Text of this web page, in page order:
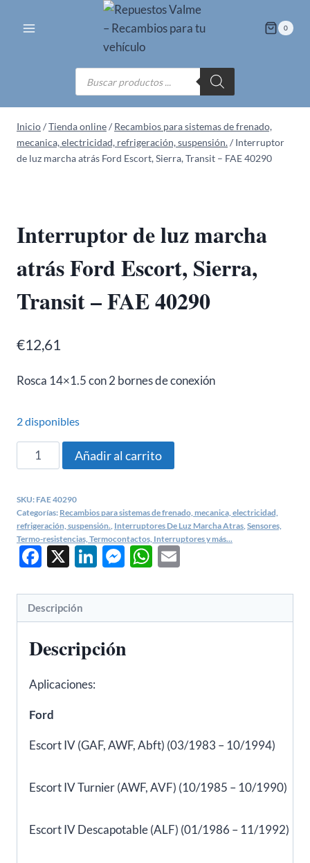
0
Búsqueda
de
productos
Inicio/Tienda online/ Recambios para sistemas de frenado,
mecanica, electricidad, refrigeración, suspensión./ Interruptor
de luz marcha atrás Ford Escort, Sierra, Transit – FAE 40290
Interruptor de luz marcha
atrás Ford Escort, Sierra,
Transit – FAE 40290
€12,61
Rosca 14×1.5 con 2 bornes de conexión
2 disponibles
Interruptor
de
marcha
atrás
Ford
Escort,
Transit
–
40290
Añadir al carrito
SKU: FAE 40290
Categorías: Recambios para sistemas de frenado, mecanica, electricidad,
refrigeración, suspensión. Interruptores De Luz Marcha Atras Sensores,
Termo-resistencias, Termocontactos, Interruptores y más...
Facebook
X LinkedIn
Messenger
WhatsApp
Descripción
Descripción
Aplicaciones:
Ford
Escort IV (GAF, AWF, Abft) (03/1983 – 10/1994)
Escort IV Turnier (AWF, AVF) (10/1985 – 10/1990)
Escort IV Descapotable (ALF) (01/1986 – 11/1992)